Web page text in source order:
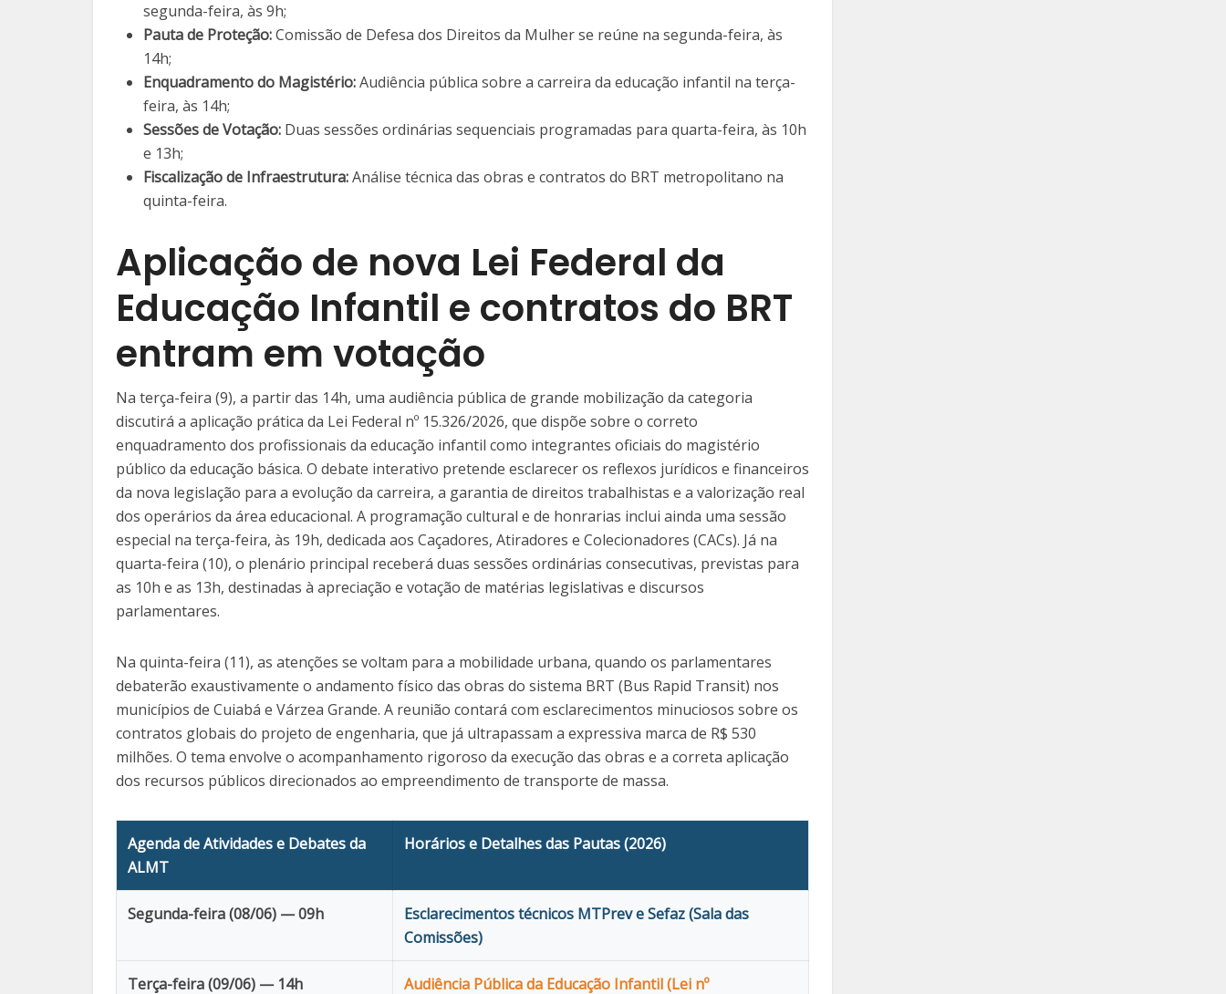
segunda-feira, às 9h;
Pauta de Proteção:Comissão de Defesa dos Direitos da Mulher se reúne na segunda-feira, às
14h;
Enquadramento do Magistério:Audiência pública sobre a carreira da educação infantil na terça-
feira, às 14h;
Sessões de Votação: Duas sessões ordinárias sequenciais programadas para quarta-feira, às 10h
e 13h;
Fiscalização de Infraestrutura:Análise técnica das obras e contratos do BRT metropolitano na
quinta-feira.
Aplicação de nova Lei Federal da
Educação Infantil e contratos do BRT
entram em votação
Na terça-feira (9), a partir das 14h, uma audiência pública de grande mobilização da categoria
discutirá a aplicação prática da Lei Federal nº 15.326/2026, que dispõe sobre o correto
enquadramento dos profissionais da educação infantil como integrantes oficiais do magistério
público da educação básica. O debate interativo pretende esclarecer os reflexos jurídicos e financeiros
da nova legislação para a evolução da carreira, a garantia de direitos trabalhistas e a valorização real
dos operários da área educacional. A programação cultural e de honrarias inclui ainda uma sessão
especial na terça-feira, às 19h, dedicada aos Caçadores, Atiradores e Colecionadores (CACs). Já na
quarta-feira (10), o plenário principal receberá duas sessões ordinárias consecutivas, previstas para
as 10h e as 13h, destinadas à apreciação e votação de matérias legislativas e discursos
parlamentares.
Na quinta-feira (11), as atenções se voltam para a mobilidade urbana, quando os parlamentares
debaterão exaustivamente o andamento físico das obras do sistema BRT (Bus Rapid Transit) nos
municípios de Cuiabá e Várzea Grande. A reunião contará com esclarecimentos minuciosos sobre os
contratos globais do projeto de engenharia, que já ultrapassam a expressiva marca de R$ 530
milhões. O tema envolve o acompanhamento rigoroso da execução das obras e a correta aplicação
dos recursos públicos direcionados ao empreendimento de transporte de massa.
Agenda de Atividades e Debates da
ALMT
Horários e Detalhes das Pautas (2026)
Segunda-feira (08/06) — 09h
Esclarecimentos técnicos MTPrev e Sefaz (Sala das
Comissões)
Terça-feira (09/06) — 14h Audiência Pública da Educação Infantil (Lei nº